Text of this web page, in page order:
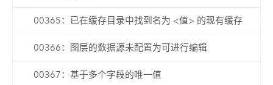
00365：已在缓存目录中找到名为 <值> 的现有缓存
00366：图层的数据源未配置为可进行编辑
00367：基于多个字段的唯一值